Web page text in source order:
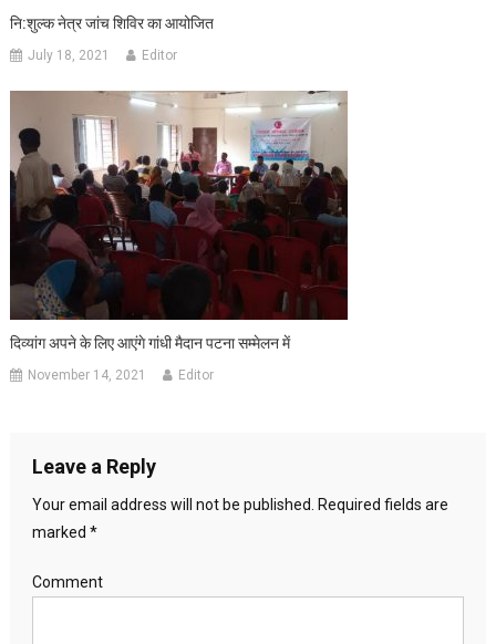
नि:शुल्क नेत्र जांच शिविर का आयोजित
July 18, 2021 Editor
दिव्यांग अपने के लिए आएंगे गांधी मैदान पटना सम्मेलन में
November 14, 2021 Editor
Leave a Reply
Your email address will not be published. Required fields are
marked *
Comment